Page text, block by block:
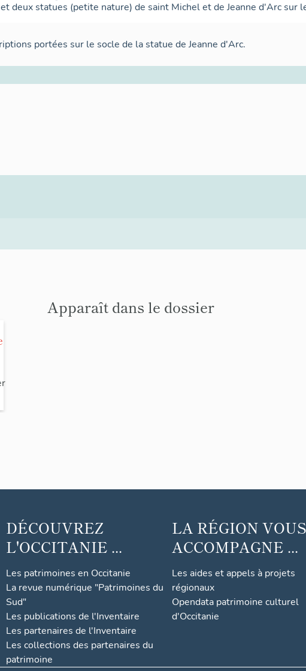
deux statues (petite nature) de saint Michel et de Jeanne d'Arc sur
portées sur le socle de la statue de Jeanne d'Arc.
Apparaît dans le dossier
DÉCOUVREZ
L'OCCITANIE ...
Les patrimoines en Occitanie
La revue numérique "Patrimoines du
Sud"
Les publications de l'Inventaire
Les partenaires de l'Inventaire
Les collections des partenaires du
patrimoine
LA RÉGION VOUS
ACCOMPAGNE ...
Les aides et appels à projets
régionaux
Opendata patrimoine culturel
d'Occitanie